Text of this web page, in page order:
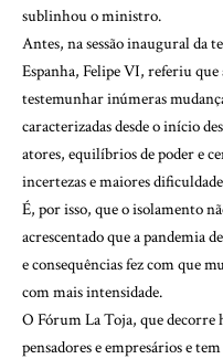
sublinhou o ministro.
Antes, na sessão inaugural da
Espanha, Felipe VI, referiu que
testemunhar inúmeras
caracterizadas desde o início
atores, equilíbrios de poder e
incertezas e maiores
É, por isso, que o isolamento
acrescentado que a pandemia
e consequências fez com que
com mais intensidade.
O Fórum La Toja, que decorre
pensadores e empresários e